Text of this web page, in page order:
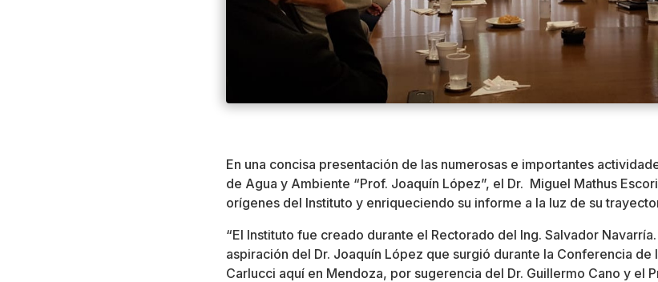
En una concisa presentación de las numerosas e importantes
de Agua y Ambiente “Prof. Joaquín López”, el Dr. Miguel Mathus
orígenes del Instituto y enriqueciendo su informe a la luz de su
“El Instituto fue creado durante el Rectorado del Ing. Salvador
aspiración del Dr. Joaquín López que surgió durante la Conferencia de
Carlucci aquí en Mendoza, por sugerencia del Dr. Guillermo Cano y el